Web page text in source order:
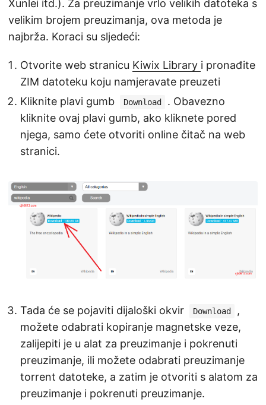
Xunlei itd.). Za preuzimanje vrlo velikih datoteka s
velikim brojem preuzimanja, ova metoda je
najbrža. Koraci su sljedeći:
Otvorite web stranicu Kiwix Library i pronađite
ZIM datoteku koju namjeravate preuzeti
Kliknite plavi gumb
Download
. Obavezno
kliknite ovaj plavi gumb, ako kliknete pored
njega, samo ćete otvoriti online čitač na web
stranici.
Tada će se pojaviti dijaloški okvir Download
,
možete odabrati kopiranje magnetske veze,
zalijepiti je u alat za preuzimanje i pokrenuti
preuzimanje, ili možete odabrati preuzimanje
torrent datoteke, a zatim je otvoriti s alatom za
preuzimanje i pokrenuti preuzimanje.